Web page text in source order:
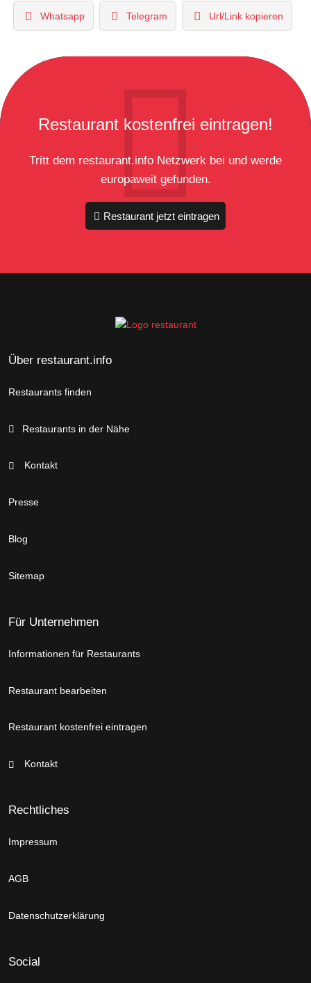
Whatsapp Telegram Url/Link kopieren
Restaurant kostenfrei eintragen!
Tritt dem restaurant.info Netzwerk bei und werde
europaweit gefunden.
Restaurant jetzt eintragen
Über restaurant.info
Restaurants finden
Restaurants in der Nähe
Kontakt
Presse
Blog
Sitemap
Für Unternehmen
Informationen für Restaurants
Restaurant bearbeiten
Restaurant kostenfrei eintragen
Kontakt
Rechtliches
Impressum
AGB
Datenschutzerklärung
Social